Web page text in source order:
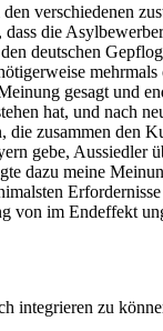
verschiedenen
die
deutschen
gesagt und
hat, und nach
zusammen den
gebe, Aussiedler
dazu meine
von im Endeffekt
integrieren zu